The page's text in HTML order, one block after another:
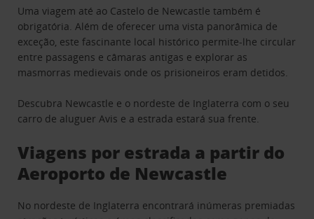
Uma viagem até ao Castelo de Newcastle também é
obrigatória. Além de oferecer uma vista panorâmica de
exceção, este fascinante local histórico permite-lhe circular
entre passagens e câmaras antigas e explorar as
masmorras medievais onde os prisioneiros eram detidos.
Descubra Newcastle e o nordeste de Inglaterra com o seu
carro de aluguer Avis e a estrada estará sua frente.
Viagens por estrada a partir do
Aeroporto de Newcastle
No nordeste de Inglaterra encontrará inúmeras premiadas